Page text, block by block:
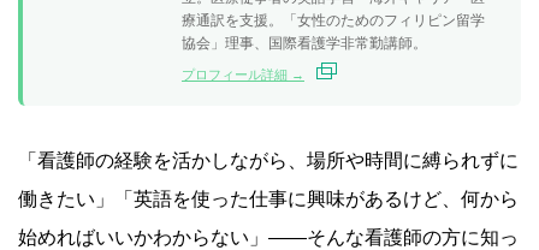
療通訳を支援。「女性のためのフィリピン留学
協会」理事、国際看護学非常勤講師。
プロフィール詳細 →
「看護師の経験を活かしながら、場所や時間に縛られずに
働きたい」「英語を使った仕事に興味があるけど、何から
始めればいいかわからない」——そんな看護師の方に知っ